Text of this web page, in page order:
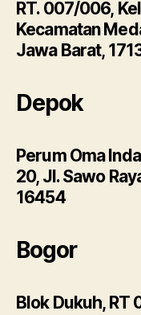
RT. 007/006,
Kecamatan
Jawa Barat,
Depok
Perum Oma
20, Jl. Sawo
16454
Bogor
Blok Dukuh, RT